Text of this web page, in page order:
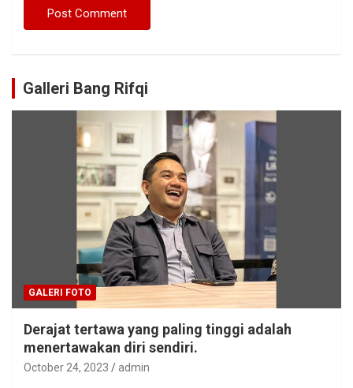
Galleri Bang Rifqi
GALERI FOTO
Derajat tertawa yang paling tinggi adalah
menertawakan diri sendiri.
October 24, 2023 admin